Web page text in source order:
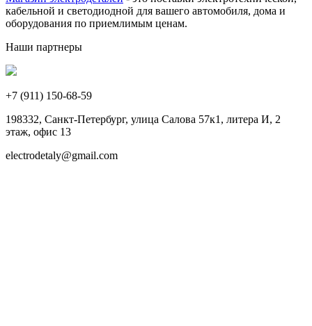
кабельной и светодиодной для вашего автомобиля, дома и
оборудования по приемлимым ценам.
Наши партнеры
+7 (911) 150-68-59
198332, Санкт-Петербург, улица Салова 57к1, литера И, 2
этаж, офис 13
electrodetaly@gmail.com